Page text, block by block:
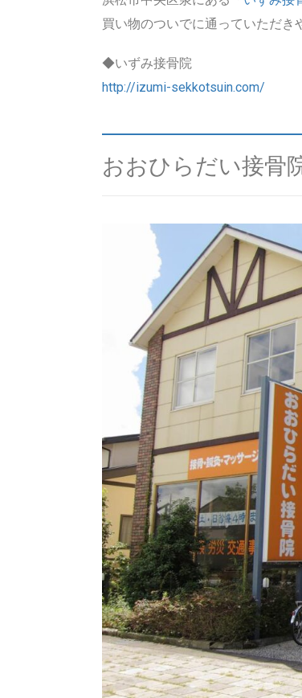
買い物のついでに通っていただき
◆いずみ接骨院
http://izumi-sekkotsuin.com/
おおひらだい接骨